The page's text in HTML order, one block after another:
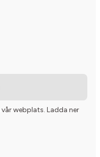
webplats. Ladda ner